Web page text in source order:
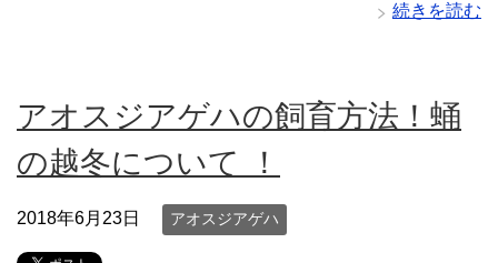
続きを読む
アオスジアゲハの飼育方法！蛹
の越冬について ！
2018年6月23日 アオスジアゲハ